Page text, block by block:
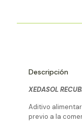
Descripción
XEDASOL
Aditivo
previo a la